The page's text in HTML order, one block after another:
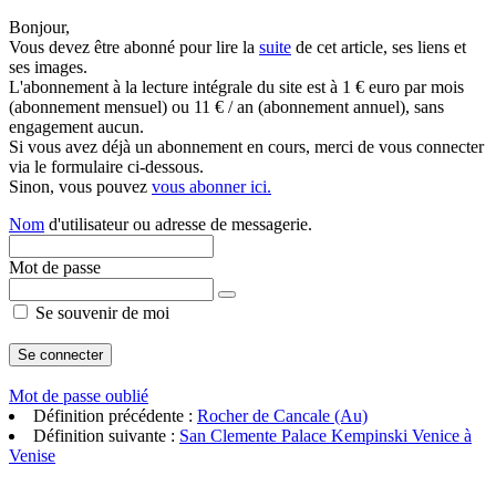
Bonjour,
Vous devez être abonné pour lire la suite de cet article, ses liens et
ses images.
L'abonnement à la lecture intégrale du site est à 1 € euro par mois
(abonnement mensuel) ou 11 € / an (abonnement annuel), sans
engagement aucun.
Si vous avez déjà un abonnement en cours, merci de vous connecter
via le formulaire ci-dessous.
Sinon, vous pouvez vous abonner ici.
Nom d'utilisateur ou adresse de messagerie.
Mot de passe
Se souvenir de moi
Mot de passe oublié
Définition précédente : Rocher de Cancale (Au)
Définition suivante : San Clemente Palace Kempinski Venice à
Venise